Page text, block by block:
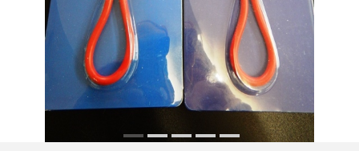
バイク用診断テスター（7）
その他（20）
アメリカ車（15）
スウェーデン車（20）
ブレーキキャリパーリペアキット（368）